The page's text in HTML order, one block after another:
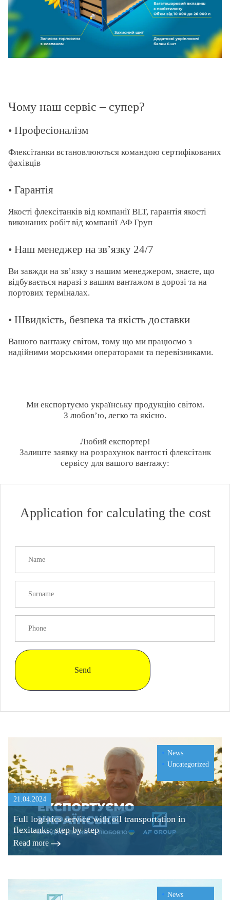
Чому наш сервіс – супер?
• Професіоналізм
Флексітанки встановлюються командою сертифікованих
фахівців
• Гарантія
Якості флексітанків від компанії BLT, гарантія якості
виконаних робіт від компанії АФ Груп
• Наш менеджер на зв’язку 24/7
Ви завжди на зв’язку з нашим менеджером, знаєте, що
відбувається наразі з вашим вантажом в дорозі та на
портових терміналах.
• Швидкість, безпека та якість доставки
Вашого вантажу світом, тому що ми працюємо з
надійними морськими операторами та перевізниками.
Ми експортуємо українську продукцію світом.
З любов’ю, легко та якісно.
Любий експортер!
Залиште заявку на розрахунок вантості флексітанк
сервісу для вашого вантажу:
Application for calculating the cost
Send
News
Uncategorized
21.04.2024
Full logistics service with oil transportation in
flexitanks: step by step
Read more
News